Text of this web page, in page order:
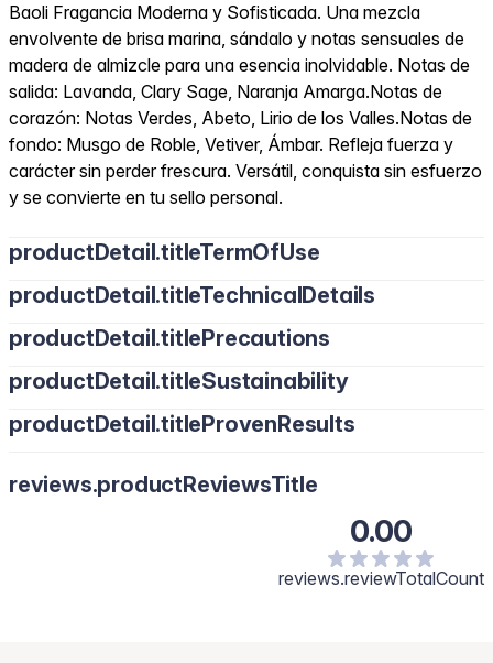
Baoli Fragancia Moderna y Sofisticada. Una mezcla
envolvente de brisa marina, sándalo y notas sensuales de
madera de almizcle para una esencia inolvidable. Notas de
salida: Lavanda, Clary Sage, Naranja Amarga.Notas de
corazón: Notas Verdes, Abeto, Lirio de los Valles.Notas de
fondo: Musgo de Roble, Vetiver, Ámbar. Refleja fuerza y
carácter sin perder frescura. Versátil, conquista sin esfuerzo
y se convierte en tu sello personal.
productDetail.titleTermOfUse
productDetail.titleTechnicalDetails
productDetail.titlePrecautions
productDetail.titleSustainability
productDetail.titleProvenResults
reviews.productReviewsTitle
0.00
reviews.reviewTotalCount